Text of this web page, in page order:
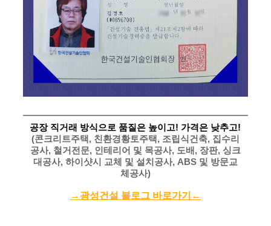
공장 직거래 방식으로 품질은 높이고! 가격은 낮추고!
(콘크리트주택, 친환경황토주택, 조립식건축, 집수리
공사, 철거전문, 인테리어 및 목공사, 도배, 장판, 싱크
대공사, 하이샷시 교체 및 설치공사, ABS 및 방문교
체공사)
→광성건설 블로그 바로가기 ←